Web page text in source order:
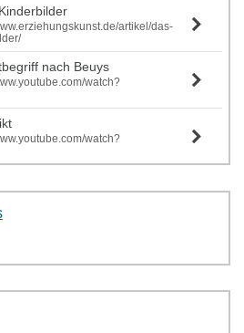
artikel/das-
nach Beuys
watch?
watch?